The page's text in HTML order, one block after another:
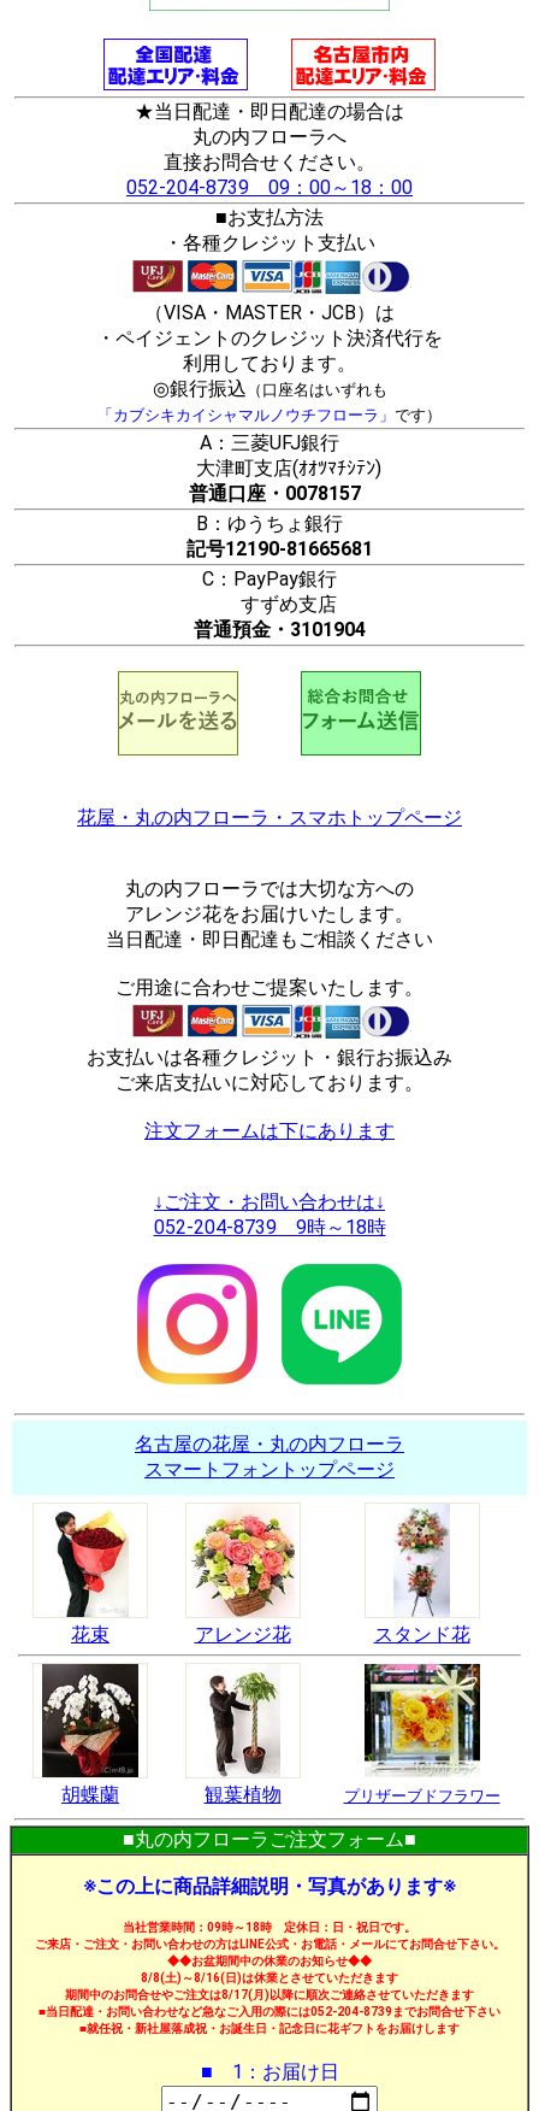
★当日配達・即日配達の場合は
丸の内フローラへ
直接お問合せください。
052-204-8739 09：00～18：00
■お支払方法
・各種クレジット支払い
（VISA・MASTER・JCB）は
・ペイジェントのクレジット決済代行を
利用しております。
◎銀行振込 （口座名はいずれも
「カブシキカイシャマルノウチフローラ」 です）
A：三菱UFJ銀行
大津町支店(ｵｵﾂﾏﾁｼﾃﾝ)
普通口座・0078157
B：ゆうちょ銀行
記号12190-81665681
C：PayPay銀行
すずめ支店
普通預金・3101904
花屋・丸の内フローラ・スマホトップページ
丸の内フローラでは大切な方への
アレンジ花をお届けいたします。
当日配達・即日配達もご相談ください
ご用途に合わせご提案いたします。
お支払いは各種クレジット・銀行お振込み
ご来店支払いに対応しております。
注文フォームは下にあります
↓ご注文・お問い合わせは↓
052-204-8739 9時～18時
名古屋の花屋・丸の内フローラ
スマートフォントップページ
花束 アレンジ花 スタンド花
胡蝶蘭 観葉植物 プリザーブドフラワー
■丸の内フローラご注文フォーム■
※この上に商品詳細説明・写真があります※
当社営業時間：09時～18時 定休日：日・祝日です。
ご来店・ご注文・お問い合わせの方はLINE公式・お電話・メールにてお問合せ下さい。
◆◆お盆期間中の休業のお知らせ◆◆
8/8(土)～8/16(日)は休業とさせていただきます
期間中のお問合せやご注文は8/17(月)以降に順次ご連絡させていただきます
■当日配達・お問い合わせなど急なご入用の際には052-204-8739までお問合せ下さい
■就任祝・新社屋落成祝・お誕生日・記念日に花ギフトをお届けします
■ 1：お届け日